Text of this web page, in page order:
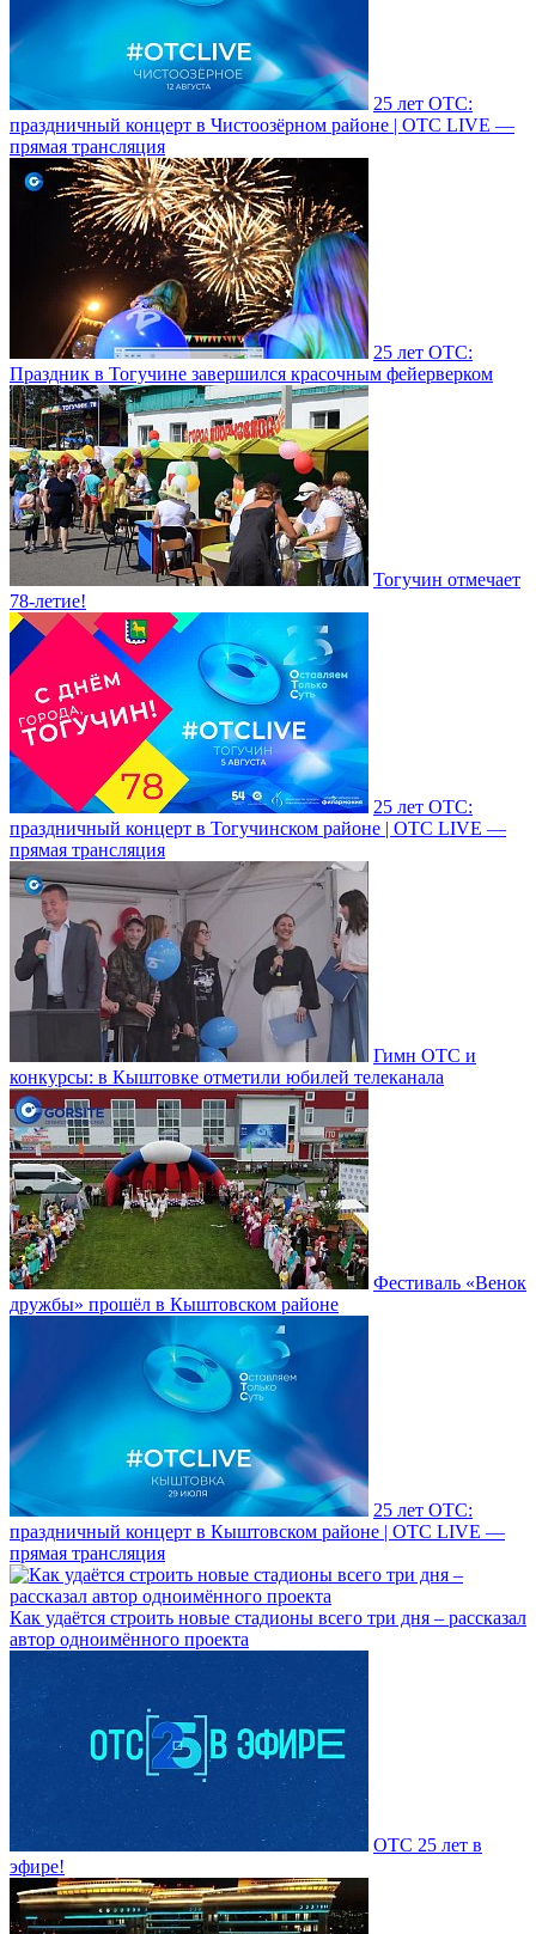
25 лет ОТС:
праздничный концерт в Чистоозёрном районе | ОТС LIVE —
прямая трансляция
25 лет ОТС:
Праздник в Тогучине завершился красочным фейерверком
Тогучин отмечает
78-летие!
25 лет ОТС:
праздничный концерт в Тогучинском районе | ОТС LIVE —
прямая трансляция
Гимн ОТС и
конкурсы: в Кыштовке отметили юбилей телеканала
Фестиваль «Венок
дружбы» прошёл в Кыштовском районе
25 лет ОТС:
праздничный концерт в Кыштовском районе | ОТС LIVE —
прямая трансляция
Как удаётся строить новые стадионы всего три дня – рассказал
автор одноимённого проекта
ОТС 25 лет в
эфире!